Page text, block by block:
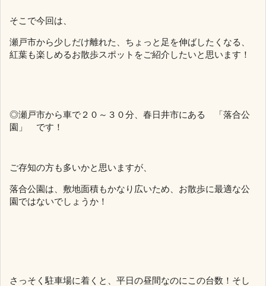
そこで今回は、
瀬戸市から少しだけ離れた、ちょっと足を伸ばしたくなる、
紅葉も楽しめるお散歩スポットをご紹介したいと思います！
◎瀬戸市から車で２０～３０分、春日井市にある 「落合公
園」 です！
ご存知の方も多いかと思いますが、
落合公園は、敷地面積もかなり広いため、お散歩に最適な公
園ではないでしょうか！
さっそく駐車場に着くと、平日の昼間なのにこの台数！そし